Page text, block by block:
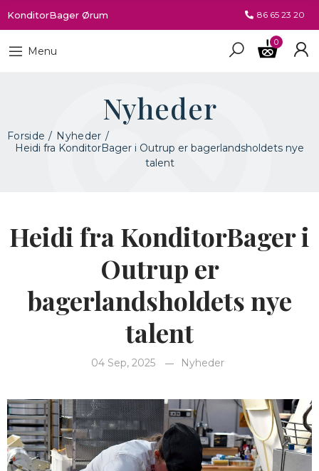
KonditorBager Ørum 86 65 23 20
Menu
0
Nyheder
Forside
Nyheder
Heidi fra KonditorBager i Outrup er bagerlandsholdets nye
talent
Heidi fra KonditorBager i
Outrup er
bagerlandsholdets nye
talent
04 Sep, 2025 Nyheder